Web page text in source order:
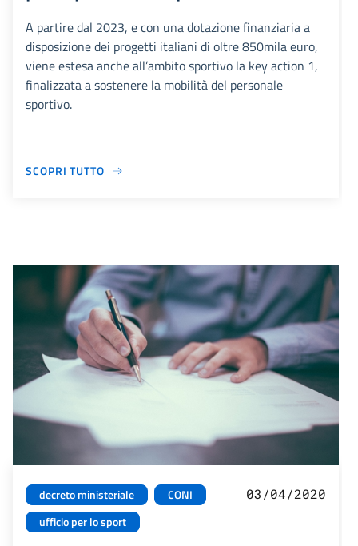
A partire dal 2023, e con una dotazione finanziaria a
disposizione dei progetti italiani di oltre 850mila euro,
viene estesa anche all’ambito sportivo la key action 1,
finalizzata a sostenere la mobilità del personale
sportivo.
SCOPRI TUTTO
decreto ministeriale
CONI
ufficio per lo sport
03/04/2020